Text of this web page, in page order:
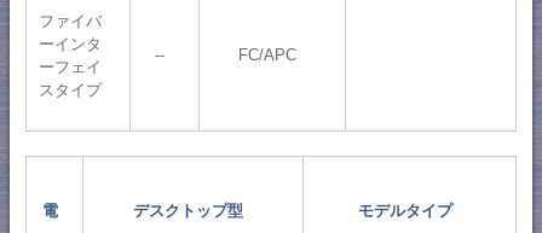
ファイバ
ーインタ
ーフェイ
スタイプ
-- FC/APC
電 デスクトップ型 モデルタイプ